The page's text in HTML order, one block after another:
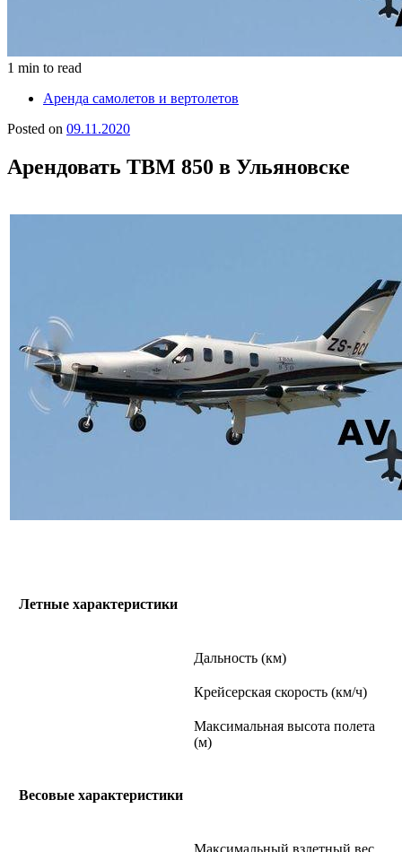
1 min to read
Аренда самолетов и вертолетов
Posted on 09.11.2020
Арендовать TBM 850 в Ульяновске
Летные характеристики
Дальность (км)
Крейсерская скорость (км/ч)
Максимальная высота полета
(м)
Весовые характеристики
Максимальный взлетный вес